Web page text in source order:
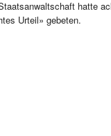
hatte
Urteil» gebeten.